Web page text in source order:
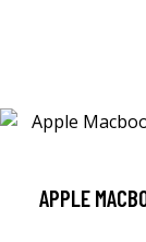
APPLE